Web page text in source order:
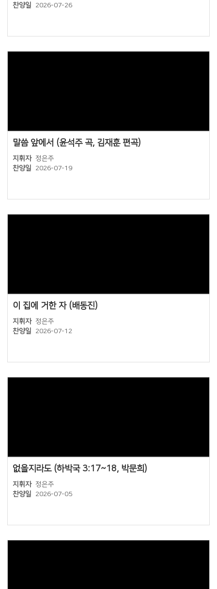
찬양일
2026-07-26
말씀 앞에서 (윤석주 곡, 김재훈 편곡)
지휘자 정은주
찬양일
2026-07-19
이 집에 거한 자 (배동진)
지휘자 정은주
찬양일
2026-07-12
없을지라도 (하박국 3:17~18, 박문희)
지휘자 정은주
찬양일
2026-07-05